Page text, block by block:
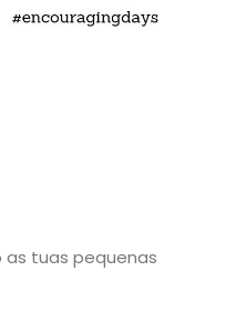
as tuas pequenas